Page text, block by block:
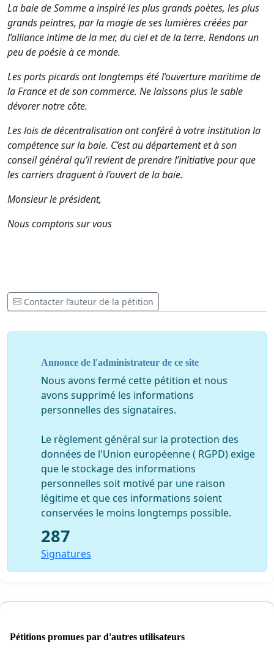
La baie de Somme a inspiré les plus grands poètes, les plus
grands peintres, par la magie de ses lumières créées par
l’alliance intime de la mer, du ciel et de la terre. Rendons un
peu de poésie à ce monde.
Les ports picards ont longtemps été l’ouverture maritime de
la France et de son commerce. Ne laissons plus le sable
dévorer notre côte.
Les lois de décentralisation ont conféré à votre institution la
compétence sur la baie. C’est au département et à son
conseil général qu’il revient de prendre l’initiative pour que
les carriers draguent à l’ouvert de la baie.
Monsieur le président,
Nous comptons sur vous
Contacter l’auteur de la pétition
Annonce de l'administrateur de ce site
Nous avons fermé cette pétition et nous
avons supprimé les informations
personnelles des signataires.
Le règlement général sur la protection des
données de l'Union européenne ( RGPD) exige
que le stockage des informations
personnelles soit motivé par une raison
légitime et que ces informations soient
conservées le moins longtemps possible.
287
Signatures
Pétitions promues par d'autres utilisateurs